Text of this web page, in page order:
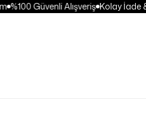
%100 Güvenli Alışveriş Kolay İade &